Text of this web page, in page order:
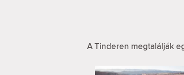
A Tinderen megtalálják